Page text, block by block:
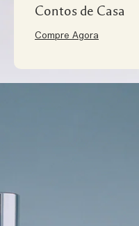
Contos de Casa
Compre Agora